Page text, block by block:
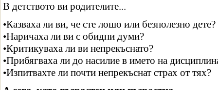
В детството ви родителите...
•Казваха ли ви, че сте лошо или безполезно дете?
•Наричаха ли ви с обидни думи?
•Критикуваха ли ви непрекъснато?
•Прибягваха ли до насилие в името на
•Изпитвахте ли почти непрекъснат страх от тях?